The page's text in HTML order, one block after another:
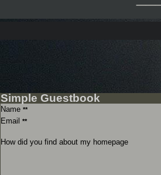
Simple Guestbook
Name **
Email **
How did you find about my homepage